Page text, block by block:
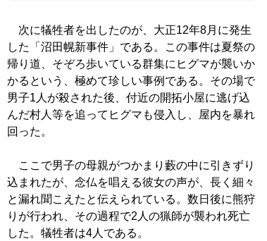
次に犠牲者を出したのが、大正12年8月に発生
した「沼田幌新事件」である。この事件は夏祭の
帰り道、そぞろ歩いている群集にヒグマが襲いか
かるという、極めて珍しい事例である。その場で
男子1人が殺された後、付近の開拓小屋に逃げ込
んだ村人等を追ってヒグマも侵入し、屋内を暴れ
回った。
ここで男子の母親がつかまり藪の中に引きずり
込まれたが、念仏を唱える彼女の声が、長く細々
と漏れ聞こえたと伝えられている。数日後に熊狩
りが行われ、その過程で2人の猟師が襲われ死亡
した。犠牲者は4人である。